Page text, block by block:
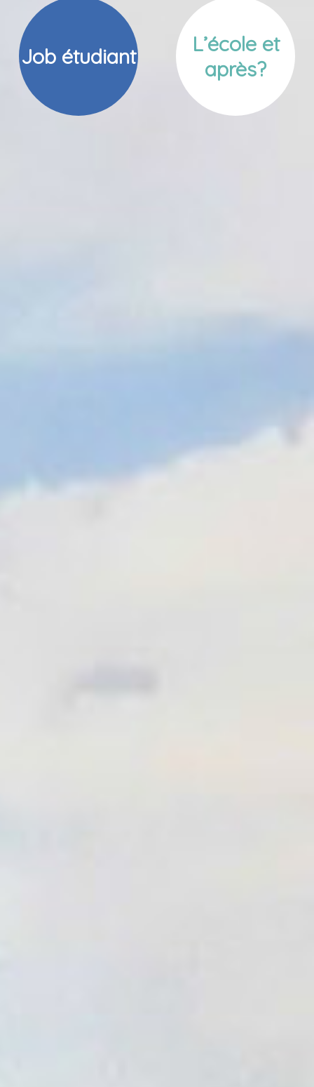
Job étudiant
L’école et
après?